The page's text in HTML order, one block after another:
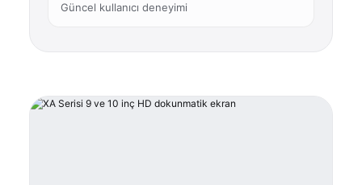
Güncel kullanıcı deneyimi